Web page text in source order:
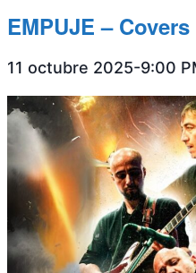
EMPUJE –
11 octubre 2025-9:00